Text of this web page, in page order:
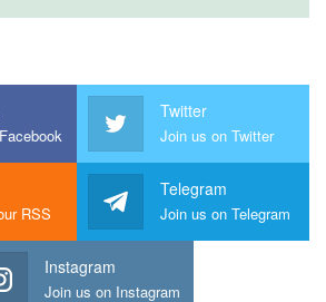
Twitter
Join us on Twitter
RSS
Telegram
Join us on Telegram
Instagram
Join us on Instagram